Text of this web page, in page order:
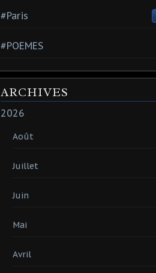
#Paris
#POEMES
ARCHIVES
2026
Août
Juillet
Juin
Mai
Avril